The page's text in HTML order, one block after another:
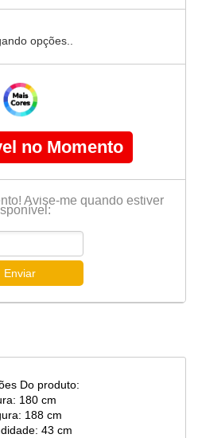
opções..
no Momento
Avise-me quando estiver
Enviar
Do produto:
180 cm
188 cm
43 cm